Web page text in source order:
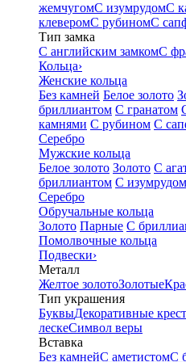
жемчугомС изумрудомС
клеверомС рубиномС
Тип замка
С английским замкомС
Кольца›
Женские кольца
Без камней Белое золото
бриллиантом С гранатом
камнями С рубином С
Серебро
Мужские кольца
Белое золото Золото С
бриллиантом С изумрудом
Серебро
Обручальные кольца
Золото Парные С
Помолвочные кольца
Подвески›
Металл
Желтое золотоЗолотые
Тип украшения
БуквыДекоративные
лескеСимвол веры
Вставка
Без камнейС аметистомС